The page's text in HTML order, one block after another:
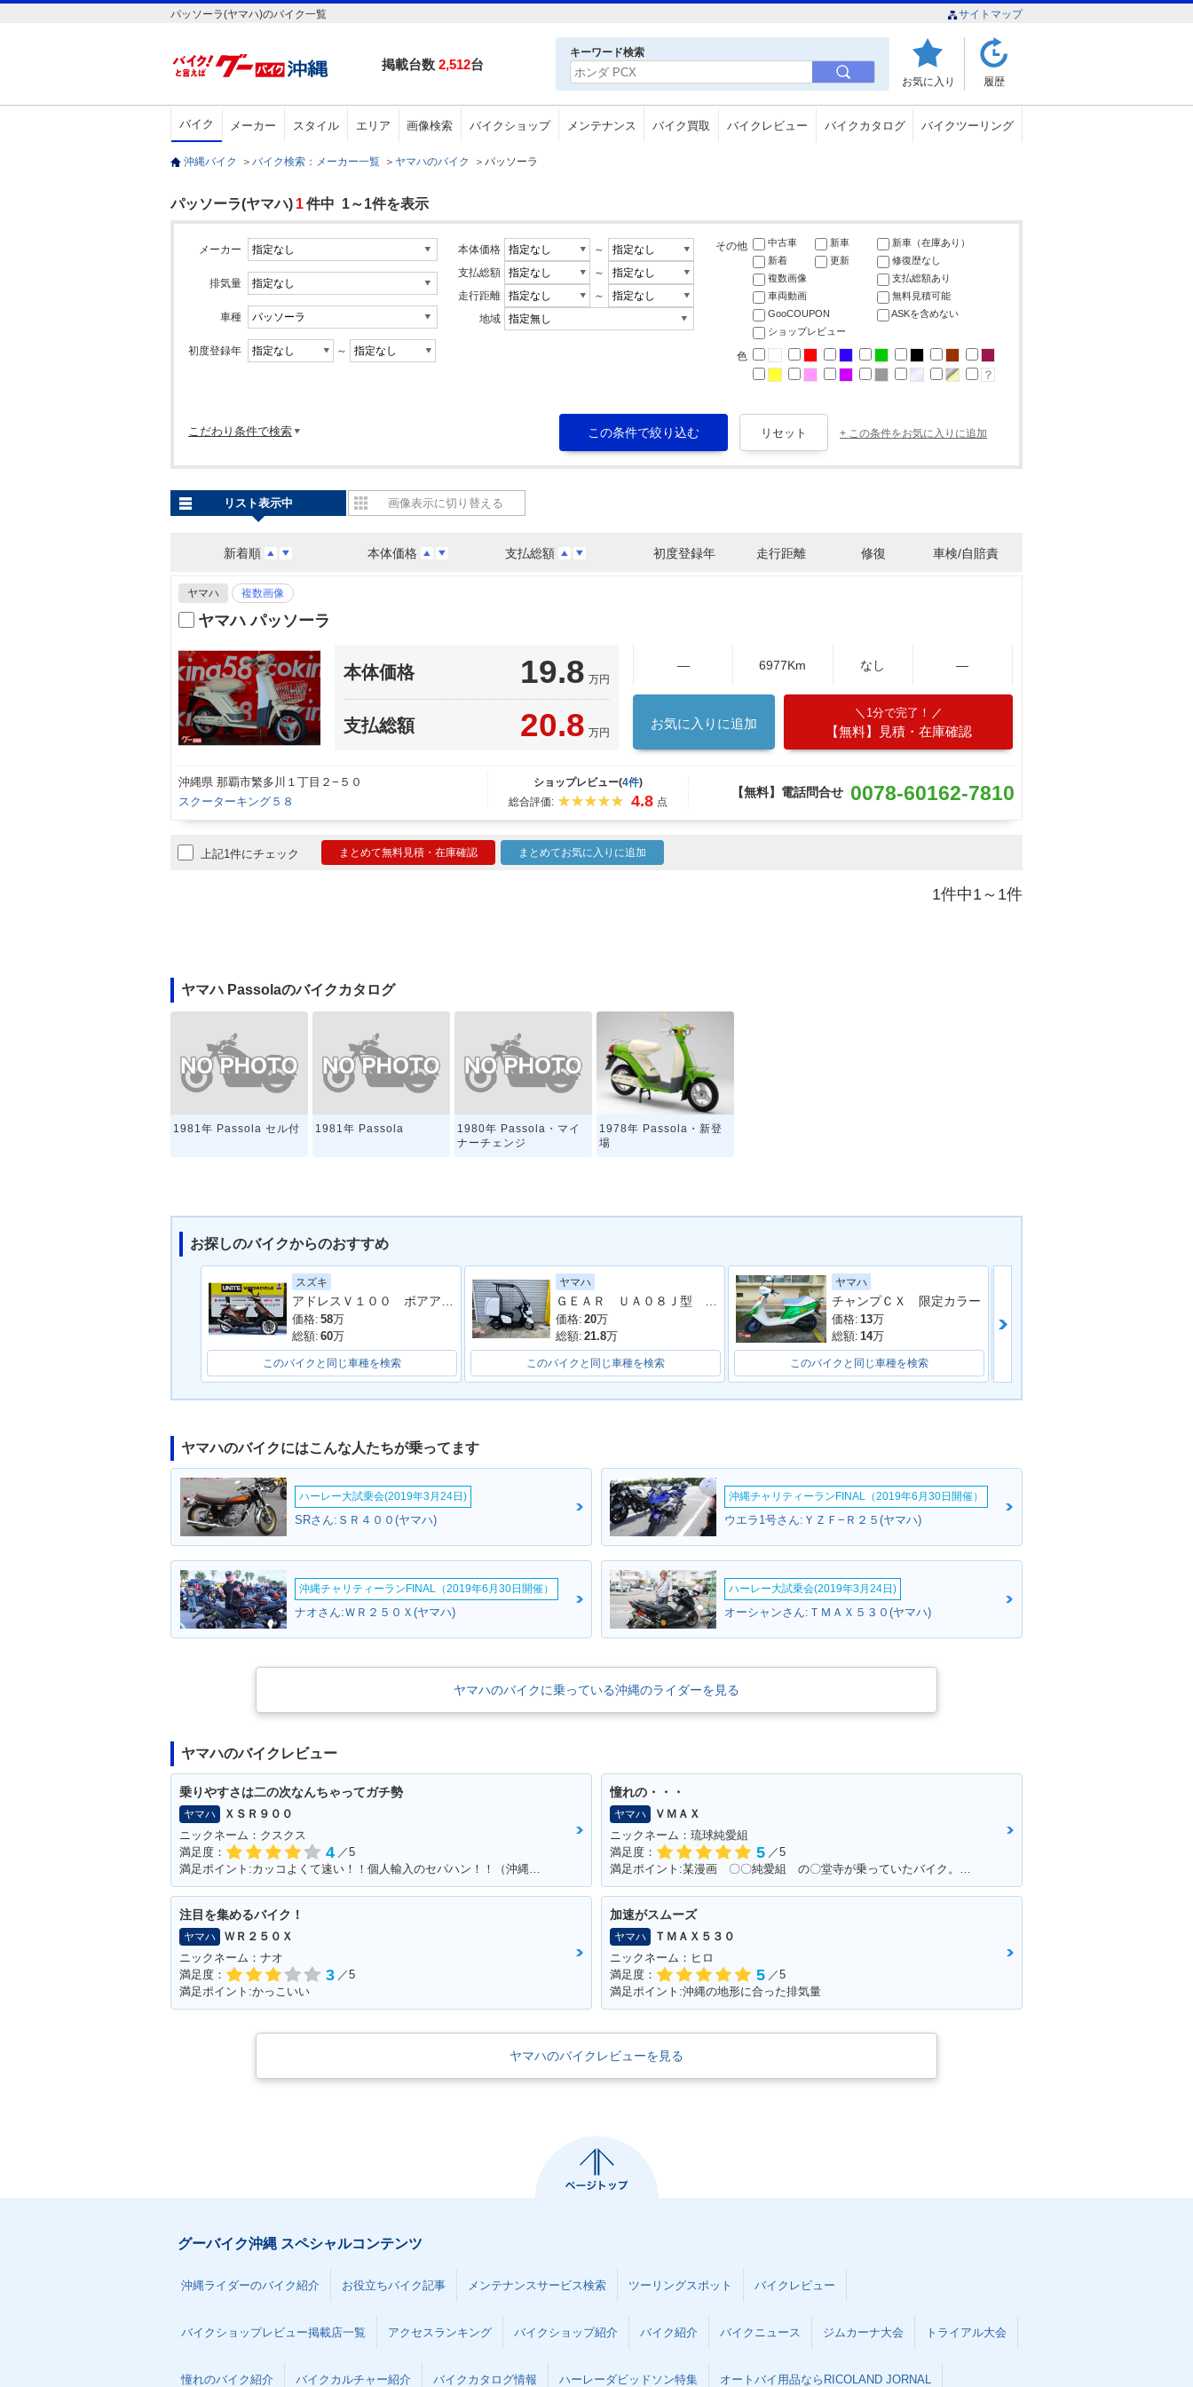
パッソーラ(ヤマハ)のバイク一覧 サイトマップ
掲載台数 2,512台
キーワード検索
お気に入り 履歴
バイク メーカー スタイル エリア 画像検索 バイクショップ メンテナンス バイク買取 バイクレビュー バイクカタログ バイクツーリング
沖縄バイク ＞ バイク検索：メーカー一覧 ＞ ヤマハのバイク ＞ パッソーラ
パッソーラ(ヤマハ) 1件中 1～1件を表示
メーカー
排気量
車種
初度登録年 ～
本体価格
～
支払総額
～
走行距離
～
地域
その他 中古車 新車
新車（在庫あり）
新着
更新
修復歴なし
複数画像
支払総額あり
車両動画
無料見積可能
GooCOUPON
ASKを含めない
ショップレビュー
色
こだわり条件で検索 + この条件をお気に入りに追加
新着順 本体価格 支払総額 初度登録年 走行距離 修復 車検/自賠責
リスト表示中 画像表示に切り替える
ヤマハ 複数画像
ヤマハ パッソーラ
本体価格 19.8 万円
支払総額 20.8 万円
― 6977Km なし ―
お気に入りに追加
1分で完了！
【無料】見積・在庫確認
沖縄県 那覇市繁多川１丁目２−５０
スクーターキング５８
ショップレビュー(4件)
総合評価:
4.8 点
【無料】電話問合せ 0078-60162-7810
上記1件にチェック まとめて無料見積・在庫確認 まとめてお気に入りに追加
1件中1～1件
ヤマハ Passolaのバイクカタログ
1981年 Passola セル付 1981年 Passola
1980年 Passola・マイ
ナーチェンジ
1978年 Passola・新登
場
お探しのバイクからのおすすめ
スズキ
価格: 58万
総額: 60万
このバイクと同じ車種を検索
ヤマハ
価格: 20万
総額: 21.8万
このバイクと同じ車種を検索
ヤマハ
チャンプＣＸ 限定カラー
価格: 13万
総額: 14万
このバイクと同じ車種を検索
ヤマハのバイクにはこんな人たちが乗ってます
ハーレー大試乗会(2019年3月24日)
SRさん:ＳＲ４００(ヤマハ)
沖縄チャリティーランFINAL（2019年6月30日開催）
ウエラ1号さん:ＹＺＦ−Ｒ２５(ヤマハ)
沖縄チャリティーランFINAL（2019年6月30日開催）
ナオさん:ＷＲ２５０Ｘ(ヤマハ)
ハーレー大試乗会(2019年3月24日)
オーシャンさん:ＴＭＡＸ５３０(ヤマハ)
ヤマハのバイクに乗っている沖縄のライダーを見る
ヤマハのバイクレビュー
乗りやすさは二の次なんちゃってガチ勢
ヤマハ
ＸＳＲ９００
ニックネーム：クスクス
満足度：
4 ／5
満足ポイント:カッコよくて速い！！個人輸入のセパハン！！（沖縄で他に見たことがない・・）
憧れの・・・
ヤマハ
ＶＭＡＸ
ニックネーム：琉球純愛組
満足度：
5 ／5
満足ポイント:某漫画 〇〇純愛組 の〇堂寺が乗っていたバイク。。。 私もジャックナイフを決めたいと思い、毎日学校にも行かず土方のバイトをしてためた150万 荒馬のようなハンドリング、じゃじゃ馬のような加速。。。全てが最高でした！ 20年たった今でもガレージでしっかり現役です！！最高の相棒ですよ！！
注目を集めるバイク！
ヤマハ
ＷＲ２５０Ｘ
ニックネーム：ナオ
満足度：
3 ／5
満足ポイント:かっこいい
加速がスムーズ
ヤマハ
ＴＭＡＸ５３０
ニックネーム：ヒロ
満足度：
5 ／5
満足ポイント:沖縄の地形に合った排気量
ヤマハのバイクレビューを見る
グーバイク沖縄 スペシャルコンテンツ
沖縄ライダーのバイク紹介 お役立ちバイク記事 メンテナンスサービス検索 ツーリングスポット バイクレビュー
バイクショップレビュー掲載店一覧 アクセスランキング バイクショップ紹介 バイク紹介 バイクニュース ジムカーナ大会 トライアル大会
憧れのバイク紹介 バイクカルチャー紹介 バイクカタログ情報 ハーレーダビッドソン特集 オートバイ用品ならRICOLAND JORNAL